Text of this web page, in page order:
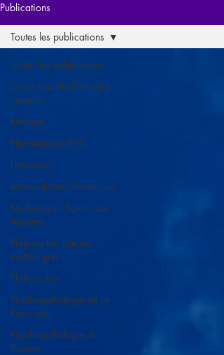
Publications
Toutes les publications
Droits sexuels/Education
sexuelle
Enfance
Harcèlement/RPS
Littérature
Manipulation/Perversion
Mythologie - Savoir des
Anciens
Philosopher par les
mythes grecs
Philosophie
Psychopathologie de la
Paranoïa
Psychopathologie du
Pouvoir
Toutes les publications